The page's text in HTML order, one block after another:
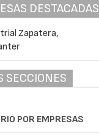
DESTACADAS
SECCIONES
POR EMPRESAS